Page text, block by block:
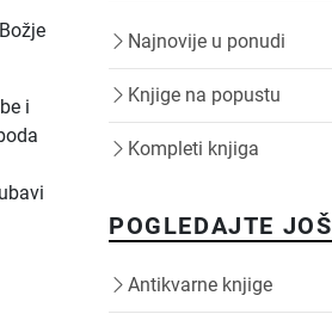
i
Najnovije u ponudi
Knjige na popustu
Kompleti knjiga
POGLEDAJTE JOŠ
Antikvarne knjige